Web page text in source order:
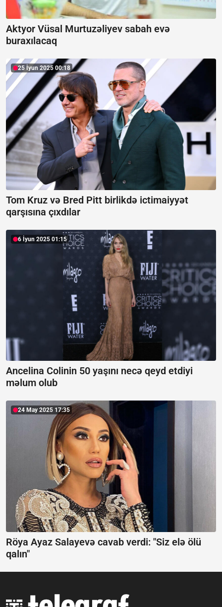
Aktyor Vüsal Murtuzəliyev sabah evə
buraxılacaq
25 İyun 2025 00:18
Tom Kruz və Bred Pitt birlikdə ictimaiyyət
qarşısına çıxdılar
6 İyun 2025 01:15
Ancelina Colinin 50 yaşını necə qeyd etdiyi
məlum olub
24 May 2025 17:35
Röya Ayaz Salayevə cavab verdi: "Siz elə ölü
qalın"